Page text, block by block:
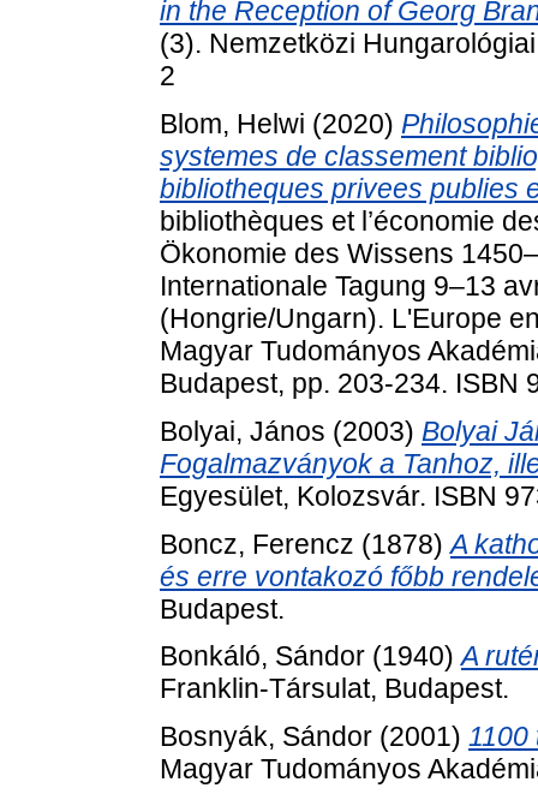
in the Reception of Georg
(3). Nemzetközi
2
Blom, Helwi (2020)
systemes de classement
bibliotheques privees publies
bibliothèques et l’économie
Ökonomie des Wissens
Internationale Tagung 9–13
(Hongrie/Ungarn). L'Europe
Magyar Tudományos
Budapest, pp. 203-234. ISBN
Bolyai, János (2003) Bolyai
Fogalmazványok a Tanhoz,
Egyesület, Kolozsvár. ISBN
Boncz, Ferencz (1878)A
és erre vontakozó főbb
Budapest.
Bonkáló, Sándor (1940)A
Franklin-Társulat, Budapest.
Bosnyák, Sándor (2001) 1100
Magyar Tudományos